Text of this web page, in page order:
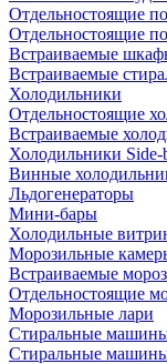
Отдельностоящие
Отдельностоящие
Встраиваемые
Встраиваемые
Холодильники
Отдельностоящие
Встраиваемые
Холодильники Side-
Винные
Льдогенераторы
Мини-бары
Холодильные
Морозильные
Встраиваемые
Отдельностоящие
Морозильные лари
Стиральные
Стиральные машины